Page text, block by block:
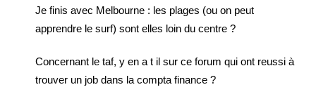
Je finis avec Melbourne : les plages (ou on peut
apprendre le surf) sont elles loin du centre ?
Concernant le taf, y en a t il sur ce forum qui ont reussi à
trouver un job dans la compta finance ?